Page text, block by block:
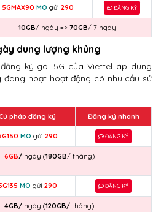
5GMAX90 MO gửi 290 ĐĂNG KÝ
10GB/ ngày => 70GB/ 7 ngày
dung lượng khủng
ký gói 5G của Viettel áp dụng
hoạt hoạt động có nhu cầu sử
pháp đăng ký Đăng ký nhanh
MO gửi 290 ĐĂNG KÝ
6GB/ ngày (180GB/ tháng)
MO gửi 290 ĐĂNG KÝ
4GB/ ngày (120GB/ tháng)